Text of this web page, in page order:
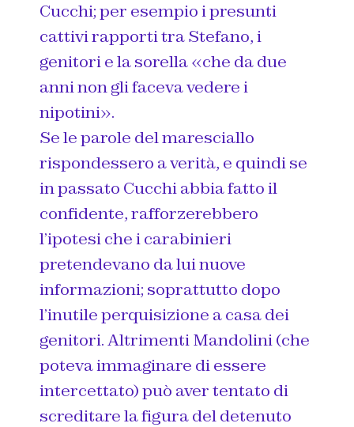
Cucchi; per esempio i presunti
cattivi rapporti tra Stefano, i
genitori e la sorella «che da due
anni non gli faceva vedere i
nipotini».
Se le parole del maresciallo
rispondessero a verità, e quindi se
in passato Cucchi abbia fatto il
confidente, rafforzerebbero
l’ipotesi che i carabinieri
pretendevano da lui nuove
informazioni; soprattutto dopo
l’inutile perquisizione a casa dei
genitori. Altrimenti Mandolini (che
poteva immaginare di essere
intercettato) può aver tentato di
screditare la figura del detenuto